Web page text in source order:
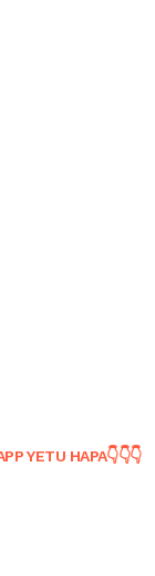
YETU HAPA👇👇👇